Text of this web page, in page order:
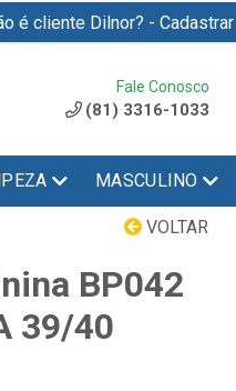
é cliente Dilnor? - Cadastrar
Fale Conosco
(81) 3316-1033
MASCULINO
VOLTAR
BP042
39/40